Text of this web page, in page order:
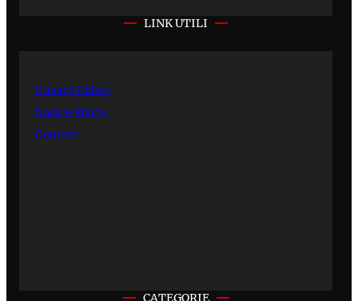
LINK UTILI
Privacy Policy
Cookie Policy
Contatti
CATEGORIE